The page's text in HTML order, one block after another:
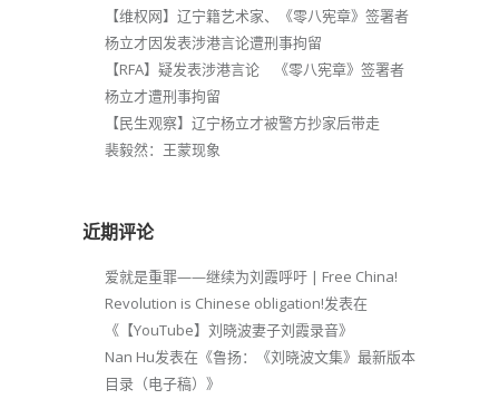
【维权网】辽宁籍艺术家、《零八宪章》签署者
杨立才因发表涉港言论遭刑事拘留
【RFA】疑发表涉港言论 《零八宪章》签署者
杨立才遭刑事拘留
【民生观察】辽宁杨立才被警方抄家后带走
裴毅然：王蒙现象
近期评论
爱就是重罪——继续为刘霞呼吁 | Free China!
Revolution is Chinese obligation!发表在
《 【YouTube】刘晓波妻子刘霞录音》
Nan Hu发表在《鲁扬：《刘晓波文集》最新版本
目录（电子稿） 》